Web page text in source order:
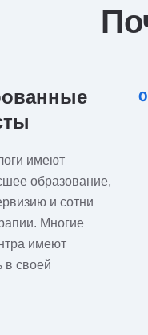
имеют
образование,
и сотни
Многие
имеют
в своей